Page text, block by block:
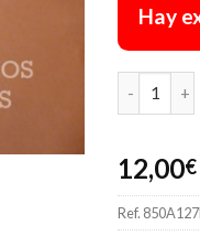
Hay
12,00€
Ref.